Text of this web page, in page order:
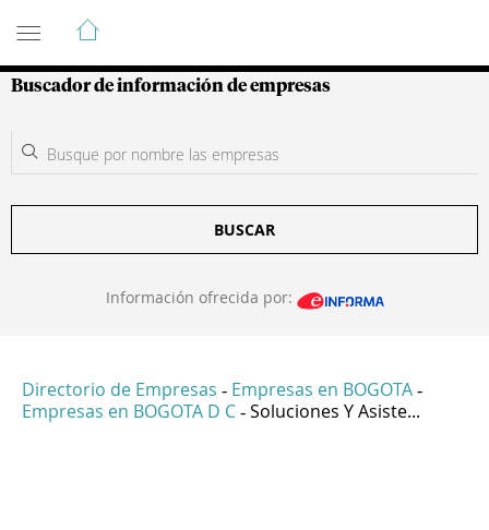
Guía de Empresas Colombianas
Buscador de información de empresas
BUSCAR
Información ofrecida por:
Directorio de Empresas - Empresas en BOGOTA -
Empresas en BOGOTA D C - Soluciones Y Asiste...